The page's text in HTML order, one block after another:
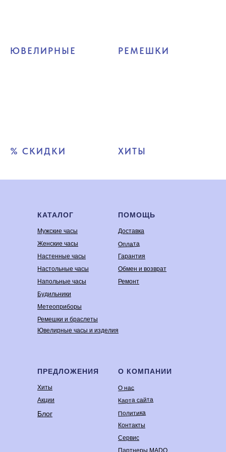
ЮВЕЛИРНЫЕ РЕМЕШКИ
% СКИДКИ ХИТЫ
КАТАЛОГ
Мужские часы
Женские часы
Настенные часы
Настольные часы
Напольные часы
Будильники
Метеоприборы
Ремешки и браслеты
Ювелирные часы и изделия
ПРЕДЛОЖЕНИЯ
Хиты
Акции
Блог
ПОМОЩЬ
Доставка
Оплата
Гарантия
Обмен и возврат
Ремонт
О КОМПАНИИ
О нас
Карта сайта
Политика
Контакты
Сервис
Партнеры MADO